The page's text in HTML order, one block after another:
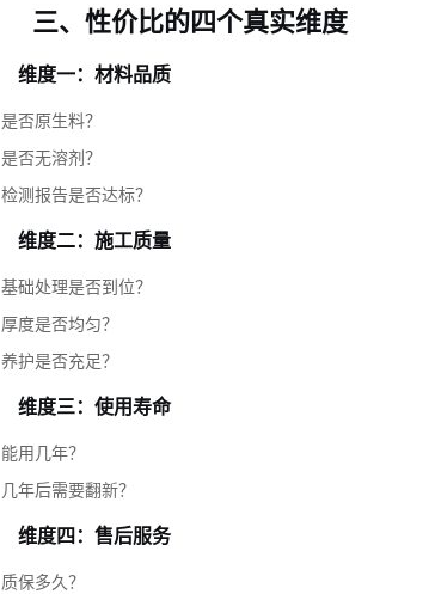
三、性价比的四个真实维度
维度一：材料品质
是否原生料？
是否无溶剂？
检测报告是否达标？
维度二：施工质量
基础处理是否到位？
厚度是否均匀？
养护是否充足？
维度三：使用寿命
能用几年？
几年后需要翻新？
维度四：售后服务
质保多久？